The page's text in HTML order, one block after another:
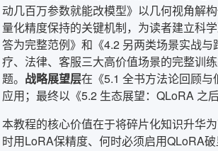
动几百万参数就能改模型》以几何视角解
量化精度保持的关键机制，为读者建立科
答为完整范例》和《4.2 另两类场景实战
疗、法律、客服三大高价值场景的完整训
题。 战略展望层在《5.1 全书方法论回顾
应用；最终以《5.2 生态展望：QLoRA 之
本教程的核心价值在于将碎片化知识升华
时用LoRA保精度、何时必须启用QLoRA